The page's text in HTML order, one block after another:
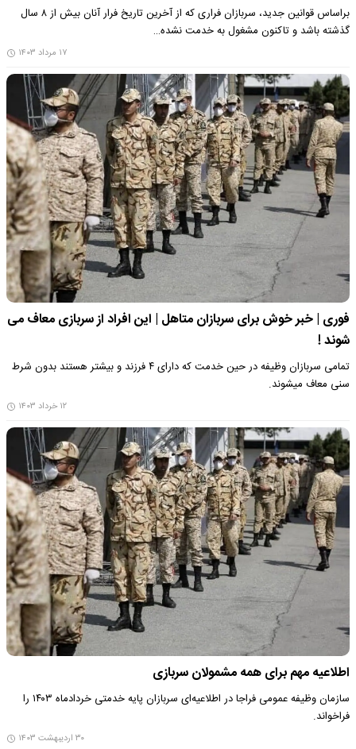
براساس قوانین جدید، سربازان فراری که از آخرین تاریخ فرار آنان بیش از ۸ سال
گذشته باشد و تاکنون مشغول به خدمت نشده…
۱۷ مرداد ۱۴۰۳
فوری | خبر خوش برای سربازان متاهل | این افراد از سربازی معاف می
شوند !
تمامی سربازان وظیفه در حین خدمت که دارای ۴ فرزند و بیشتر هستند بدون شرط
سنی معاف میشوند.
۱۲ خرداد ۱۴۰۳
اطلاعیه مهم برای همه مشمولان سربازی
سازمان وظیفه عمومی فراجا در اطلاعیه‌ای سربازان پایه خدمتی خردادماه ۱۴۰۳ را
فراخواند.
۳۰ اردیبهشت ۱۴۰۳